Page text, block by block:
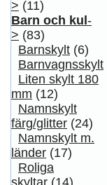
> (11)
Barn och kul -
> (83)
Barnskylt (6)
Barnvagnsskylt
Liten skylt 180
mm (12)
Namnskylt
färg/glitter (24)
Namnskylt m.
länder (17)
Roliga
skyltar (14)